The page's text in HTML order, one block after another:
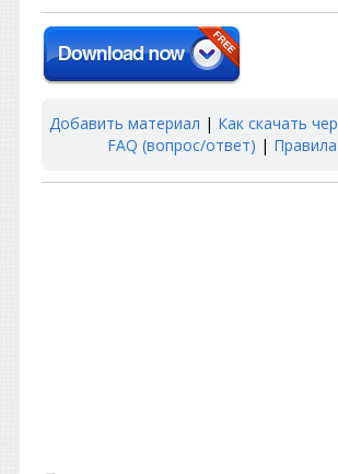
Добавить материал | Как скачать
FAQ (вопрос/ответ) |